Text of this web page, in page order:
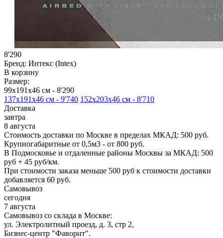
8'290
Бренд: Интекс (Intex)
В корзину
Размер:
99х191х46 см - 8'290
137х191х46 см - 9'740 152х203х46 см - 8'710
Доставка
завтра
8 августа
Стоимость доставки по Москве в пределах МКАД: 500 руб.
Крупногабаритные от 0,5м3 - от 800 руб.
В Подмосковье и отдаленные районы Москвы за МКАД: 500
руб + 45 руб/км.
При стоимости заказа меньше 500 руб к стоимости доставки
добавляется 60 руб.
Самовывоз
сегодня
7 августа
Самовывоз со склада в Москве:
ул. Электролитный проезд, д. 3, стр 2,
Бизнес-центр "Фаворит".